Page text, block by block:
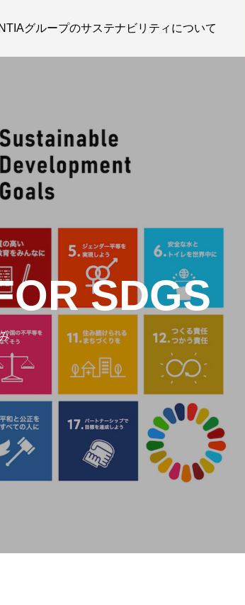
グループのサステナビリティについて
SDGS